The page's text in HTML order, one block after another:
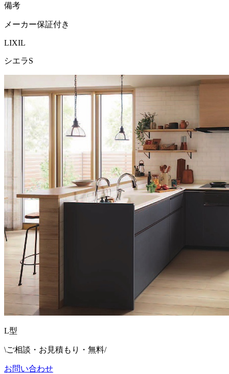
備考
メーカー保証付き
LIXIL
シエラS
L型
\ご相談・お見積もり・無料/
お問い合わせ